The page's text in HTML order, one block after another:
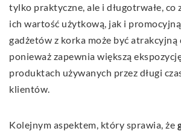
tylko praktyczne, ale i długotrwałe, co
ich wartość użytkową, jak i
gadżetów z korka może być atrakcyjną
ponieważ zapewnia większą
produktach używanych przez długi
klientów.
Kolejnym aspektem, który sprawia, że